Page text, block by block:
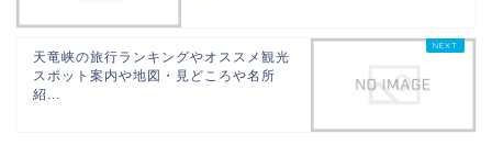
天竜峡の旅行ランキングやオススメ観光
スポット案内や地図・見どころや名所
紹...